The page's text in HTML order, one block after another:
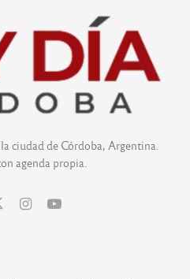
ciudad de Córdoba, Argentina.
agenda propia.